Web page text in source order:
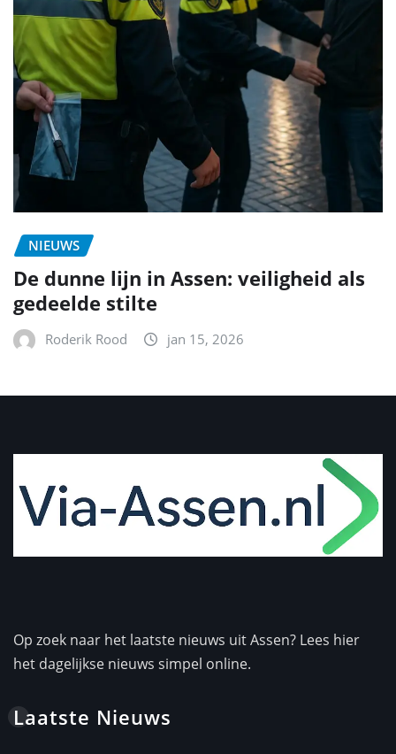
NIEUWS
De dunne lijn in Assen: veiligheid als
gedeelde stilte
Roderik Rood jan 15, 2026
Op zoek naar het laatste nieuws uit Assen? Lees hier
het dagelijkse nieuws simpel online.
Laatste Nieuws